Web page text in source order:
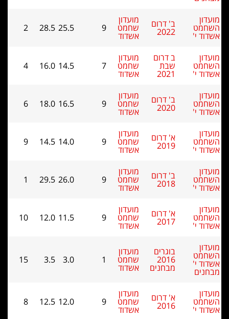
דרום שחמט
אשדוד
9
25.5
28.5
דרום
שחמט
אשדוד
7
14.5
16.0
דרום שחמט
אשדוד
9
16.5
18.0
דרום שחמט
אשדוד
9
14.0
14.5
דרום שחמט
אשדוד
9
26.0
29.5
דרום שחמט
אשדוד
9
11.5
12.0
מועדון
שחמט
אשדוד
1
3.0
3.5
דרום שחמט
אשדוד
9
12.0
12.5